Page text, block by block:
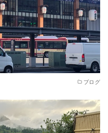
ブログ